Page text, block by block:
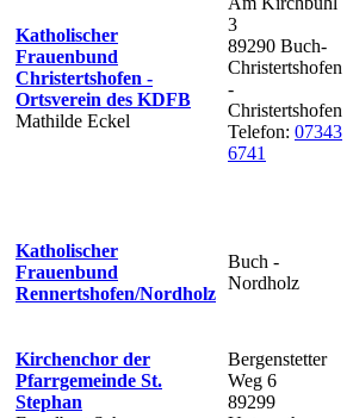
Katholischer
Frauenbund
Christertshofen -
Ortsverein des KDFB
Mathilde Eckel
3
89290 Buch-
Christertshofen
-
Christertshofen
Telefon: 07343
6741
Katholischer
Frauenbund
Rennertshofen/Nordholz
Buch -
Nordholz
Kirchenchor der
Pfarrgemeinde St.
Stephan
Bergenstetter
Weg 6
89299